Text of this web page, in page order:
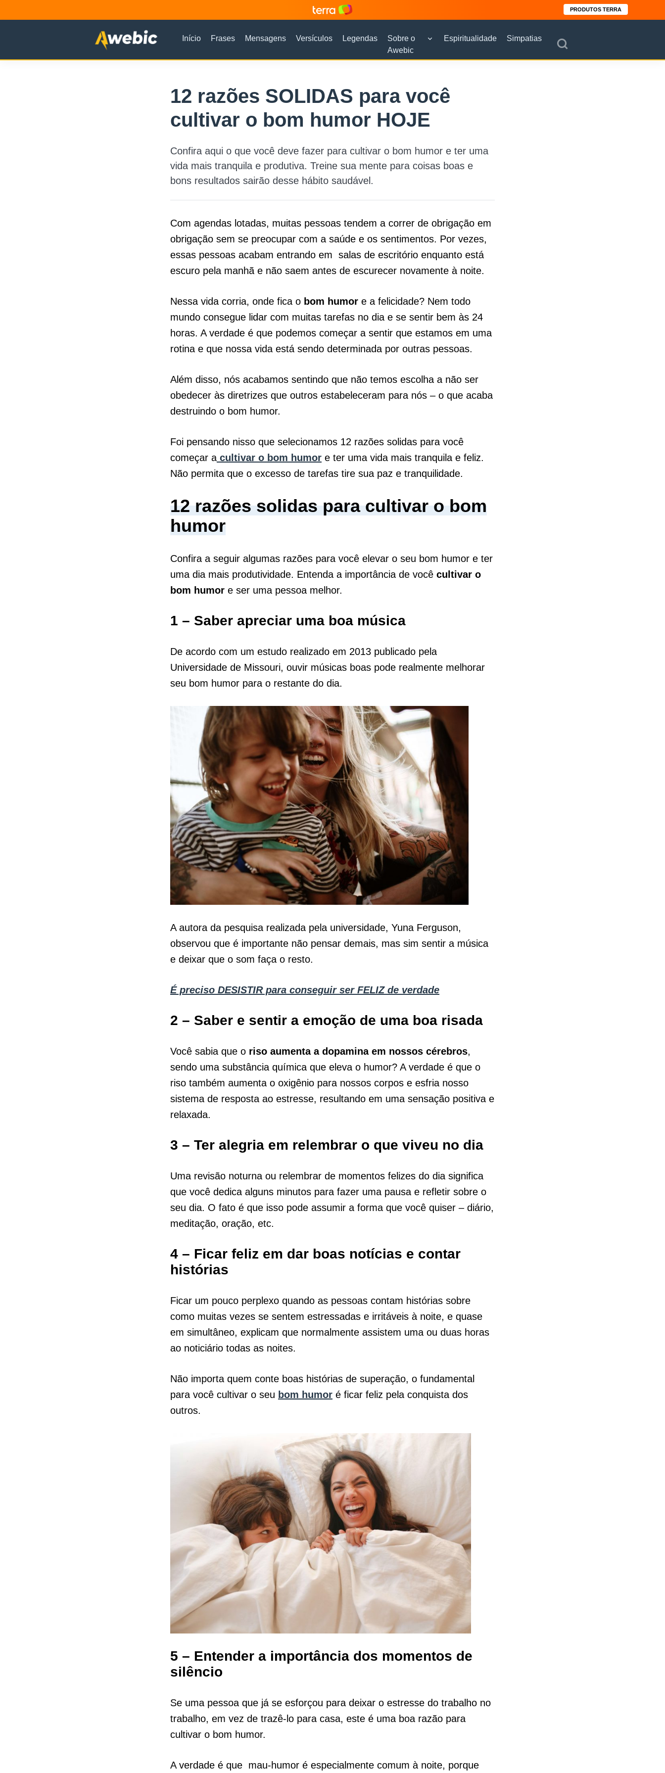
PRODUTOS TERRA
Início Frases Mensagens Versículos Legendas
Sobre o
Awebic
Espiritualidade Simpatias
12 razões SOLIDAS para você
cultivar o bom humor HOJE
Confira aqui o que você deve fazer para cultivar o bom humor e ter uma
vida mais tranquila e produtiva. Treine sua mente para coisas boas e
bons resultados sairão desse hábito saudável.
Com agendas lotadas, muitas pessoas tendem a correr de obrigação em
obrigação sem se preocupar com a saúde e os sentimentos. Por vezes,
essas pessoas acabam entrando em salas de escritório enquanto está
escuro pela manhã e não saem antes de escurecer novamente à noite.
Nessa vida corria, onde fica o bom humor e a felicidade? Nem todo
mundo consegue lidar com muitas tarefas no dia e se sentir bem às 24
horas. A verdade é que podemos começar a sentir que estamos em uma
rotina e que nossa vida está sendo determinada por outras pessoas.
Além disso, nós acabamos sentindo que não temos escolha a não ser
obedecer às diretrizes que outros estabeleceram para nós – o que acaba
destruindo o bom humor.
Foi pensando nisso que selecionamos 12 razões solidas para você
começar a cultivar o bom humor e ter uma vida mais tranquila e feliz.
Não permita que o excesso de tarefas tire sua paz e tranquilidade.
12 razões solidas para cultivar o bom
humor
Confira a seguir algumas razões para você elevar o seu bom humor e ter
uma dia mais produtividade. Entenda a importância de você cultivar o
bom humor e ser uma pessoa melhor.
1 – Saber apreciar uma boa música
De acordo com um estudo realizado em 2013 publicado pela
Universidade de Missouri, ouvir músicas boas pode realmente melhorar
seu bom humor para o restante do dia.
A autora da pesquisa realizada pela universidade, Yuna Ferguson,
observou que é importante não pensar demais, mas sim sentir a música
e deixar que o som faça o resto.
É preciso DESISTIR para conseguir ser FELIZ de verdade
2 – Saber e sentir a emoção de uma boa risada
Você sabia que o riso aumenta a dopamina em nossos cérebros,
sendo uma substância química que eleva o humor? A verdade é que o
riso também aumenta o oxigênio para nossos corpos e esfria nosso
sistema de resposta ao estresse, resultando em uma sensação positiva e
relaxada.
3 – Ter alegria em relembrar o que viveu no dia
Uma revisão noturna ou relembrar de momentos felizes do dia significa
que você dedica alguns minutos para fazer uma pausa e refletir sobre o
seu dia. O fato é que isso pode assumir a forma que você quiser – diário,
meditação, oração, etc.
4 – Ficar feliz em dar boas notícias e contar
histórias
Ficar um pouco perplexo quando as pessoas contam histórias sobre
como muitas vezes se sentem estressadas e irritáveis ​​à noite, e quase
em simultâneo, explicam que normalmente assistem uma ou duas horas
ao noticiário todas as noites.
Não importa quem conte boas histórias de superação, o fundamental
para você cultivar o seu bom humor é ficar feliz pela conquista dos
outros.
5 – Entender a importância dos momentos de
silêncio
Se uma pessoa que já se esforçou para deixar o estresse do trabalho no
trabalho, em vez de trazê-lo para casa, este é uma boa razão para
cultivar o bom humor.
A verdade é que mau-humor é especialmente comum à noite, porque